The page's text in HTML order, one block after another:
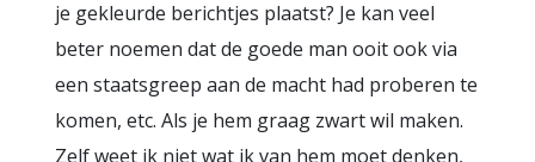
je gekleurde berichtjes plaatst? Je kan veel
beter noemen dat de goede man ooit ook via
een staatsgreep aan de macht had proberen te
komen, etc. Als je hem graag zwart wil maken.
Zelf weet ik niet wat ik van hem moet denken,